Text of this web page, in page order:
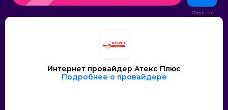
Интернет провайдер Атекс Плюс
Подробнее о провайдере